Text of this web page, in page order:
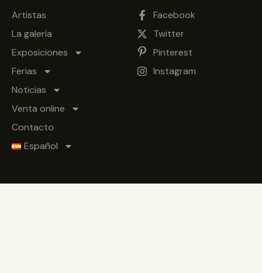
Artistas
La galería
Exposiciones
Ferias
Noticias
Venta online
Contacto
Español
Facebook
Twitter
Pinterest
Instagram